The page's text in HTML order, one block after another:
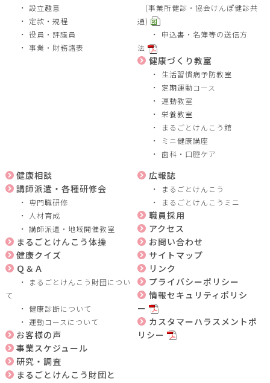
設立趣意
定款・規程
役員・評議員
事業・財務諸表
(事業所健診・協会けんぽ健診共
通)
申込書・名簿等の送信方
法
健康づくり教室
生活習慣病予防教室
定期運動コース
運動教室
栄養教室
まるごとけんこう館
ミニ健康講座
歯科・口腔ケア
健康相談
講師派遣・各種研修会
専門職研修
人材育成
講師派遣・地域開催教室
まるごとけんこう体操
健康クイズ
Ｑ＆Ａ
まるごとけんこう財団につい
て
健康診断について
運動コースについて
お客様の声
事業スケジュール
研究・調査
まるごとけんこう財団と
広報誌
まるごとけんこう
まるごとけんこうミニ
職員採用
アクセス
お問い合わせ
サイトマップ
リンク
プライバシーポリシー
情報セキュリティポリシ
ー
カスタマーハラスメントポ
リシー